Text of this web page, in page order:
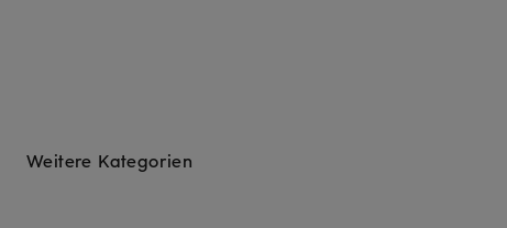
Weitere Kategorien